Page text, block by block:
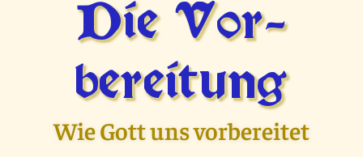
Die Vor­
bereitung
Wie Gott uns vorbereitet